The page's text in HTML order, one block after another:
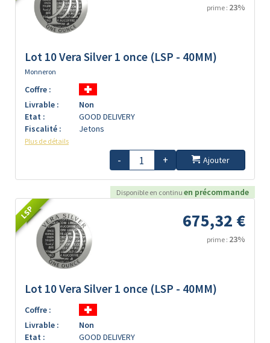
prime : 23%
Lot 10 Vera Silver 1 once (LSP - 40MM)
Monneron
Coffre :
Livrable :
Non
Etat :
GOOD DELIVERY
Fiscalité :
Jetons
Plus de détails
- + Ajouter
Disponible en continu en précommande
LSP 675,32 €
prime : 23%
Lot 10 Vera Silver 1 once (LSP - 40MM)
Coffre :
Livrable :
Non
Etat :
GOOD DELIVERY